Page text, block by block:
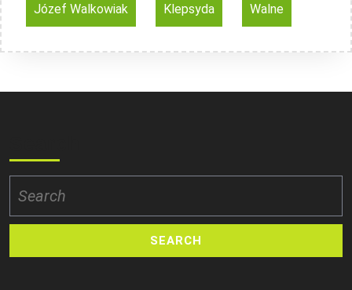
Józef Walkowiak Klepsyda Walne
for: